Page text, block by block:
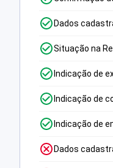
Dados
Situação na
Indicação de
Indicação de
Indicação de
Dados